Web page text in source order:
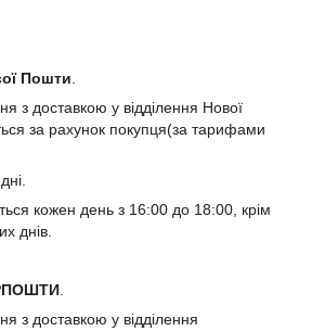
Пошти
з доставкою у відділення Нової
за рахунок покупця(за тарифами
кожен день з 16:00 до 18:00, крім
днів.
з доставкою у відділення